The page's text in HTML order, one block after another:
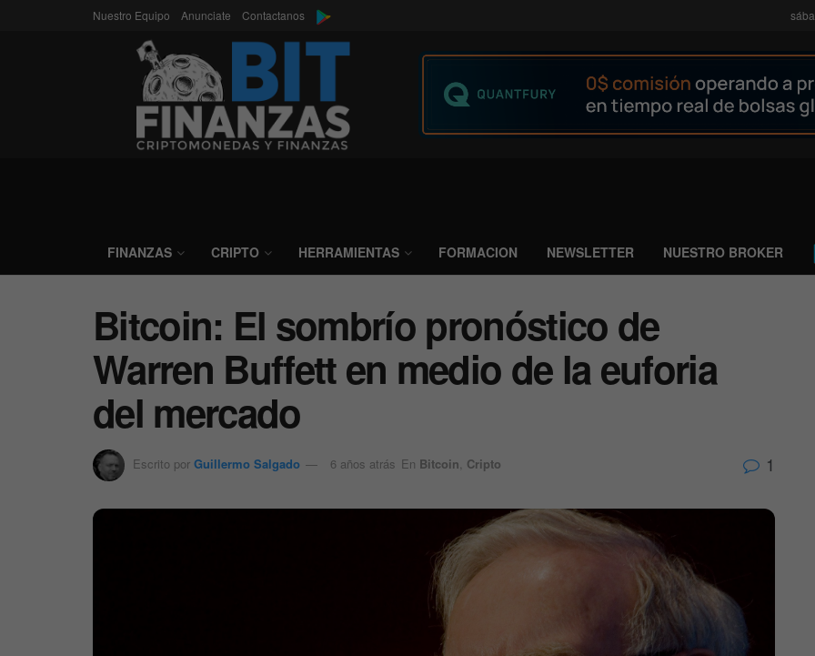
Nuestro Equipo Anunciate Contactanos
FINANZAS CRIPTO HERRAMIENTAS FORMACION NEWSLETTER NUESTRO BROKER
Bitcoin: El sombrío pronóstico de
Warren Buffett en medio de la euforia
del mercado
Escrito por Guillermo Salgado 6 años atrás En Bitcoin Cripto 1